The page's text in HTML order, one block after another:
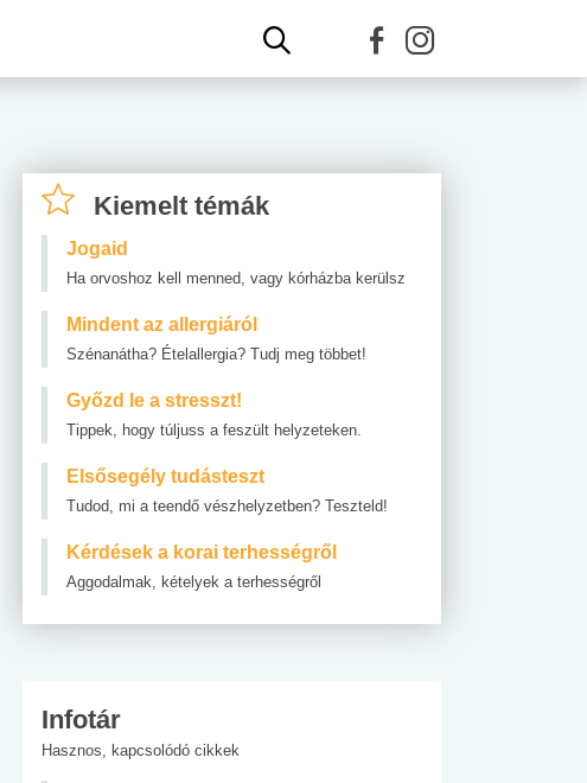
Kiemelt témák
Jogaid
Ha orvoshoz kell menned, vagy kórházba kerülsz
Mindent az allergiáról
Szénanátha? Ételallergia? Tudj meg többet!
Győzd le a stresszt!
Tippek, hogy túljuss a feszült helyzeteken.
Elsősegély tudásteszt
Tudod, mi a teendő vészhelyzetben? Teszteld!
Kérdések a korai terhességről
Aggodalmak, kételyek a terhességről
Infotár
Hasznos, kapcsolódó cikkek